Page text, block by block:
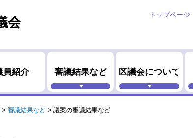
会 トップページ
員紹介 審議結果など 区議会について
> 審議結果など > 議案の審議結果など